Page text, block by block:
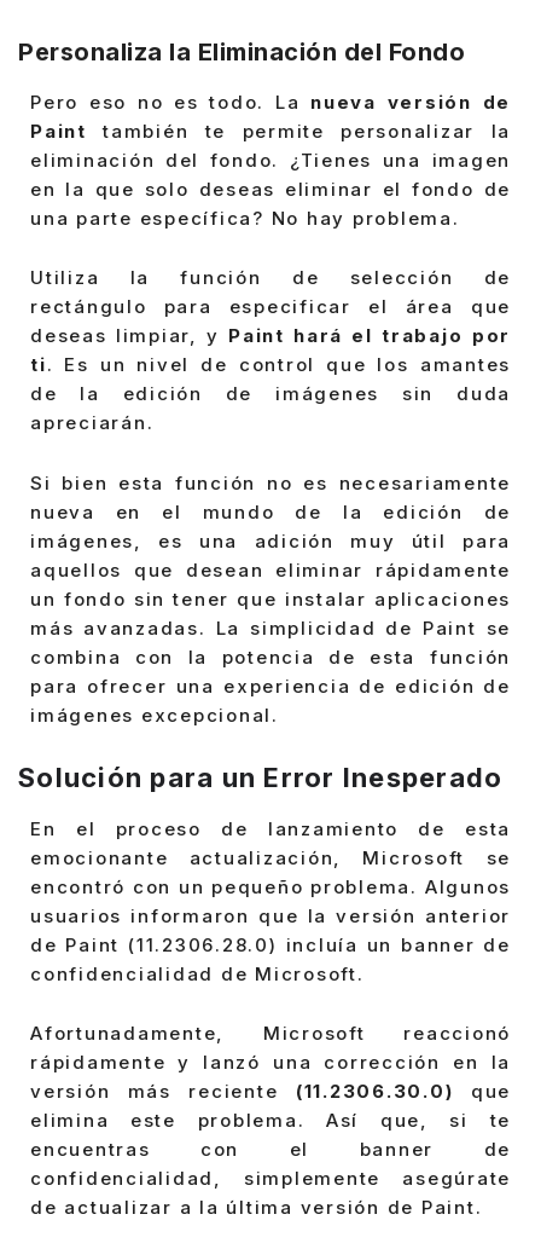
Personaliza la Eliminación del Fondo
Pero eso no es todo. La nueva versión de
Paint también te permite personalizar la
eliminación del fondo. ¿Tienes una imagen
en la que solo deseas eliminar el fondo de
una parte específica? No hay problema.
Utiliza la función de selección de
rectángulo para especificar el área que
deseas limpiar, y Paint hará el trabajo por
ti. Es un nivel de control que los amantes
de la edición de imágenes sin duda
apreciarán.
Si bien esta función no es necesariamente
nueva en el mundo de la edición de
imágenes, es una adición muy útil para
aquellos que desean eliminar rápidamente
un fondo sin tener que instalar aplicaciones
más avanzadas. La simplicidad de Paint se
combina con la potencia de esta función
para ofrecer una experiencia de edición de
imágenes excepcional.
Solución para un Error Inesperado
En el proceso de lanzamiento de esta
emocionante actualización, Microsoft se
encontró con un pequeño problema. Algunos
usuarios informaron que la versión anterior
de Paint (11.2306.28.0) incluía un banner de
confidencialidad de Microsoft.
Afortunadamente, Microsoft reaccionó
rápidamente y lanzó una corrección en la
versión más reciente (11.2306.30.0) que
elimina este problema. Así que, si te
encuentras con el banner de
confidencialidad, simplemente asegúrate
de actualizar a la última versión de Paint.